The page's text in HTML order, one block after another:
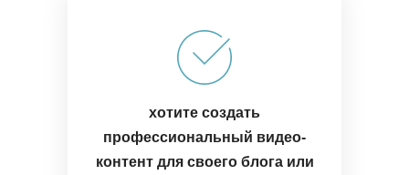
хотите создать
профессиональный видео-
контент для своего блога или